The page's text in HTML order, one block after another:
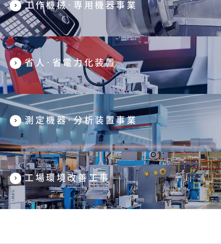
工作機械･専用機器事業
省人･省電力化装置
測定機器･分析装置事業
工場環境改善工事